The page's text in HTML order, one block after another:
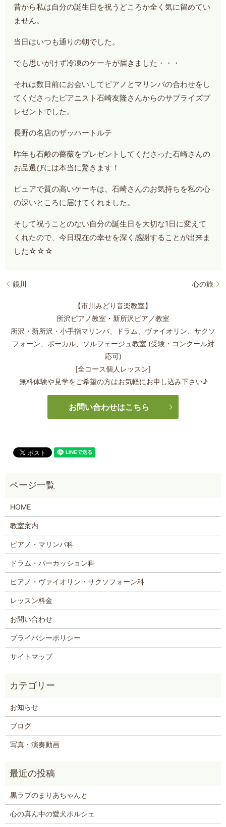
昔から私は自分の誕生日を祝うどころか全く気に留めてい
ません。
当日はいつも通りの朝でした。
でも思いがけず冷凍のケーキが届きました・・・
それは数日前にお会いしてピアノとマリンバの合わせをし
てくださったピアニスト石崎友隆さんからのサプライズプ
レゼントでした。
長野の名店のザッハートルテ
昨年も石鹸の薔薇をプレゼントしてくださった石崎さんの
お品選びには本当に驚きます！
ピュアで質の高いケーキは、石崎さんのお気持ちを私の心
の深いところに届けてくれました。
そして祝うことのない自分の誕生日を大切な1日に変えて
くれたので、今日現在の幸せを深く感謝することが出来ま
した☆☆☆
鏡川 心の旅
【市川みどり音楽教室】
所沢ピアノ教室・新所沢ピアノ教室
所沢・新所沢・小手指マリンバ、ドラム、ヴァイオリン、サクソ
フォーン、 ボーカル、ソルフェージュ教室 (受験・コンクール対
応可)
[全コース個人レッスン]
無料体験や見学をご希望の方はお気軽にお申し込み下さい♪
お問い合わせはこちら
HOME
教室案内
ピアノ・マリンバ科
ドラム・パーカッション科
ピアノ・ヴァイオリン・サクソフォーン科
レッスン料金
お問い合わせ
プライバシーポリシー
サイトマップ
お知らせ
ブログ
写真・演奏動画
黒ラブのまりあちゃんと
心の真ん中の愛犬ポルシェ